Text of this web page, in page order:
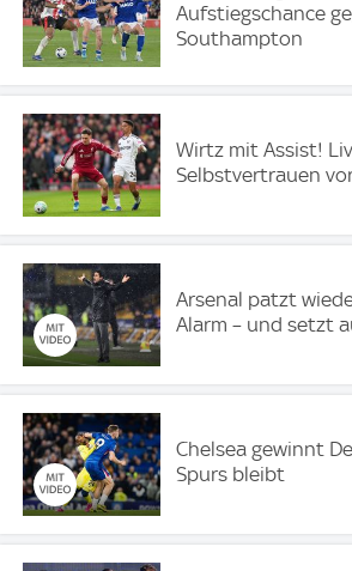
Aufstiegschance
Southampton
Wirtz mit Assist!
Selbstvertrauen
Arsenal patzt
Alarm – und setzt
Chelsea gewinnt
Spurs bleibt